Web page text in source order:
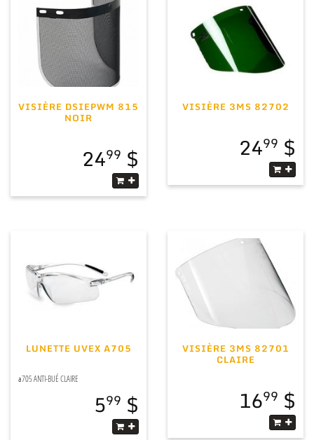
VISIÈRE DSIEPWM 815
NOIR
2499
VISIÈRE 3MS 82702
2499
LUNETTE UVEX A705
a705 ANTI-BUÉ CLAIRE
599
VISIÈRE 3MS 82701
CLAIRE
1699